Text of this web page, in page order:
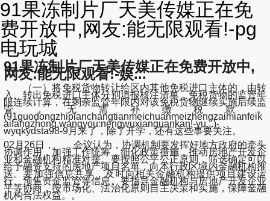
91果冻制片厂天美传媒正在免
费开放中,网友:能无限观看!-pg
电玩城
91果冻制片厂天美传媒正在免费开放中,
网友:能无限观看!-娱...
（一）将免税货物转让给区内其他免税进口主体的，由转
入、转出免税进口主体分别填报核注清单，免税货物的监管年
限连续计算，在剩余监管年限内对该免税货物继续实施后续监
管，无需补缴税款。
(91guodongzhipianchangtianmeichuanmeizhengzaimianfeik
aifangzhong,wangyou:nengwuxianguankan!-yu...)-
wyqkydsta98-9月来了，除了开学，还有这些事要关注。
02月26日， 会议认为，协调机制要发挥好地方政府的牵头
协调作用，加强工作统筹，细化政策措施，推动房地产开发企
业和金融机构精准对接。要按照公平公正原则，筛选确定可以
给予融资支持的房地产项目名单，向本行政区域内金融机构推
送。要加强信息共享，及时向相关金融机构提供项目建设运
行、预售资金监管等信息。要指导金融机构与房地产开发企业
平等协商，按市场化、法治化原则自主决策和实施，保障金融
机构合法权益。。